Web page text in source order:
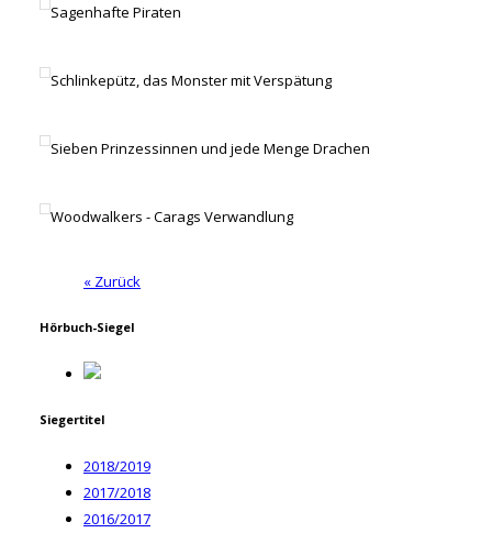
Sagenhafte Piraten
Schlinkepütz, das Monster mit Verspätung
Sieben Prinzessinnen und jede Menge Drachen
Woodwalkers - Carags Verwandlung
« Zurück
Hörbuch-Siegel
Siegertitel
2018/2019
2017/2018
2016/2017